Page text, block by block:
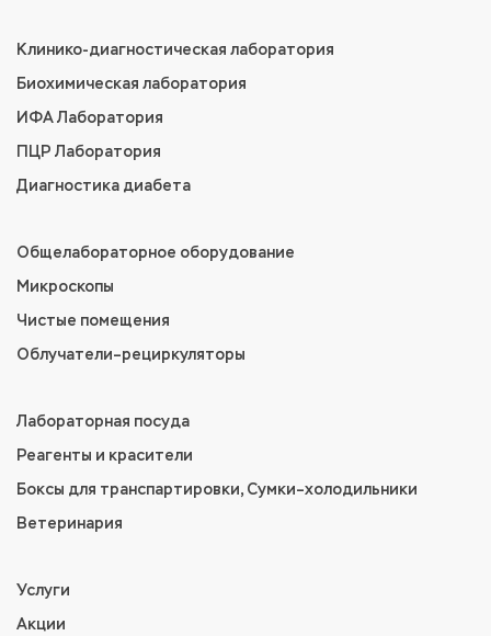
Клинико-диагностическая лаборатория
Биохимическая лаборатория
ИФА Лаборатория
ПЦР Лаборатория
Диагностика диабета
Общелабораторное оборудование
Микроскопы
Чистые помещения
Облучатели–рециркуляторы
Лабораторная посуда
Реагенты и красители
Боксы для транспартировки, Сумки–холодильники
Ветеринария
Услуги
Акции